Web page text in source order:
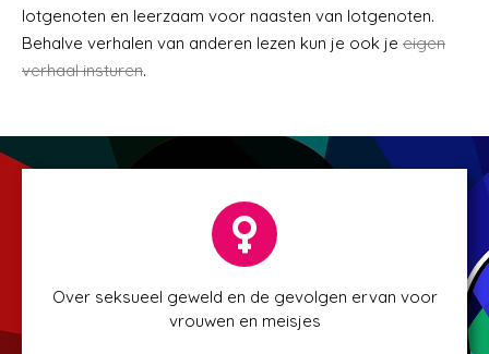
lotgenoten en leerzaam voor naasten van lotgenoten.
Behalve verhalen van anderen lezen kun je ook je eigen
verhaal insturen.
Over seksueel geweld en de gevolgen ervan voor
vrouwen en meisjes